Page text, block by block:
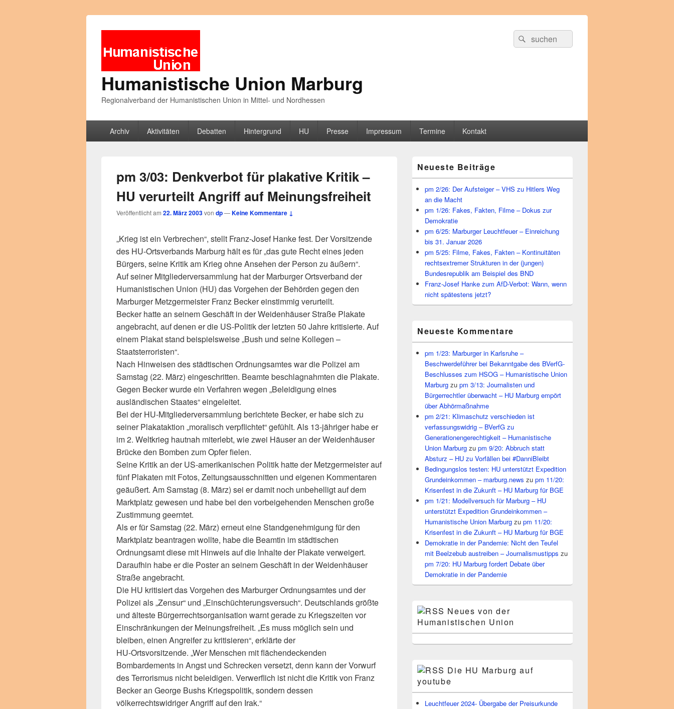
Humanistische Union Marburg
Regionalverband der Humanistischen Union in Mittel- und Nordhessen
Suche
nach:
Suchen
Archiv Aktivitäten Debatten Hintergrund HU Presse Impressum Termine Kontakt
pm 3/03: Denkverbot für plakative Kritik –
HU verurteilt Angriff auf Meinungsfreiheit
Veröffentlicht am 22. März 2003von dp—Keine Kommentare ↓
„Krieg ist ein Verbrechen“, stellt Franz-Josef Hanke fest. Der Vorsitzende
des HU-Ortsverbands Marburg hält es für „das gute Recht eines jeden
Bürgers, seine Kritik am Krieg ohne Ansehen der Person zu äußern“.
Auf seiner Mitgliederversammlung hat der Marburger Ortsverband der
Humanistischen Union (HU) das Vorgehen der Behörden gegen den
Marburger Metzgermeister Franz Becker einstimmig verurteilt.
Becker hatte an seinem Geschäft in der Weidenhäuser Straße Plakate
angebracht, auf denen er die US-Politik der letzten 50 Jahre kritisierte. Auf
einem Plakat stand beispielsweise „Bush und seine Kollegen –
Staatsterroristen“.
Nach Hinweisen des städtischen Ordnungsamtes war die Polizei am
Samstag (22. März) eingeschritten. Beamte beschlagnahmten die Plakate.
Gegen Becker wurde ein Verfahren wegen „Beleidigung eines
ausländischen Staates“ eingeleitet.
Bei der HU-Mitgliederversammlung berichtete Becker, er habe sich zu
seiner Plakataktion „moralisch verpflichtet“ gefühlt. Als 13-jähriger habe er
im 2. Weltkrieg hautnah miterlebt, wie zwei Häuser an der Weidenhäuser
Brücke den Bomben zum Opfer fielen.
Seine Kritik an der US-amerikanischen Politik hatte der Metzgermeister auf
fünf Plakaten mit Fotos, Zeitungsausschnitten und eigenen Kommentaren
geäußert. Am Samstag (8. März) sei er damit noch unbehelligt auf dem
Marktplatz gewesen und habe bei den vorbeigehenden Menschen große
Zustimmung geerntet.
Als er für Samstag (22. März) erneut eine Standgenehmigung für den
Marktplatz beantragen wollte, habe die Beamtin im städtischen
Ordnungsamt diese mit Hinweis auf die Inhalte der Plakate verweigert.
Daraufhin habe er die Poster an seinem Geschäft in der Weidenhäuser
Straße angebracht.
Die HU kritisiert das Vorgehen des Marburger Ordnungsamtes und der
Polizei als „Zensur“ und „Einschüchterungsversuch“. Deutschlands größte
und älteste Bürgerrechtsorganisation warnt gerade zu Kriegszeiten vor
Einschränkungen der Meinungsfreiheit. „Es muss möglich sein und
bleiben, einen Angreifer zu kritisieren“, erklärte der
HU-Ortsvorsitzende. „Wer Menschen mit flächendeckenden
Bombardements in Angst und Schrecken versetzt, denn kann der Vorwurf
des Terrorismus nicht beleidigen. Verwerflich ist nicht die Kritik von Franz
Becker an George Bushs Kriegspolitik, sondern dessen
völkerrechtswidriger Angriff auf den Irak.“
Seitenleisten
Widget-
Bereich
Neueste Beiträge
pm 2/26: Der Aufsteiger – VHS zu Hitlers Weg
an die Macht
pm 1/26: Fakes, Fakten, Filme – Dokus zur
Demokratie
pm 6/25: Marburger Leuchtfeuer – Einreichung
bis 31. Januar 2026
pm 5/25: Filme, Fakes, Fakten – Kontinuitäten
rechtsextremer Strukturen in der (jungen)
Bundesrepublik am Beispiel des BND
Franz-Josef Hanke zum AfD-Verbot: Wann, wenn
nicht spätestens jetzt?
Neueste Kommentare
pm 1/23: Marburger in Karlsruhe –
Beschwerdeführer bei Bekanntgabe des BVerfG-
Beschlusses zum HSOG – Humanistische Union
Marburg zu pm 3/13: Journalisten und
Bürgerrechtler überwacht – HU Marburg empört
über Abhörmaßnahme
pm 2/21: Klimaschutz verschieden ist
verfassungswidrig – BVerfG zu
Generationengerechtigkeit – Humanistische
Union Marburg zu pm 9/20: Abbruch statt
Absturz – HU zu Vorfällen bei #DanniBleibt
Bedingungslos testen: HU unterstützt Expedition
Grundeinkommen – marburg.news zu pm 11/20:
Krisenfest in die Zukunft – HU Marburg für BGE
pm 1/21: Modellversuch für Marburg – HU
unterstützt Expedition Grundeinkommen –
Humanistische Union Marburg zu pm 11/20:
Krisenfest in die Zukunft – HU Marburg für BGE
Demokratie in der Pandemie: Nicht den Teufel
mit Beelzebub austreiben – Journalismustipps zu
pm 7/20: HU Marburg fordert Debate über
Demokratie in der Pandemie
Neues von der
Humanistischen Union
Die HU Marburg auf
youtube
Leuchtfeuer 2024- Übergabe der Preisurkunde